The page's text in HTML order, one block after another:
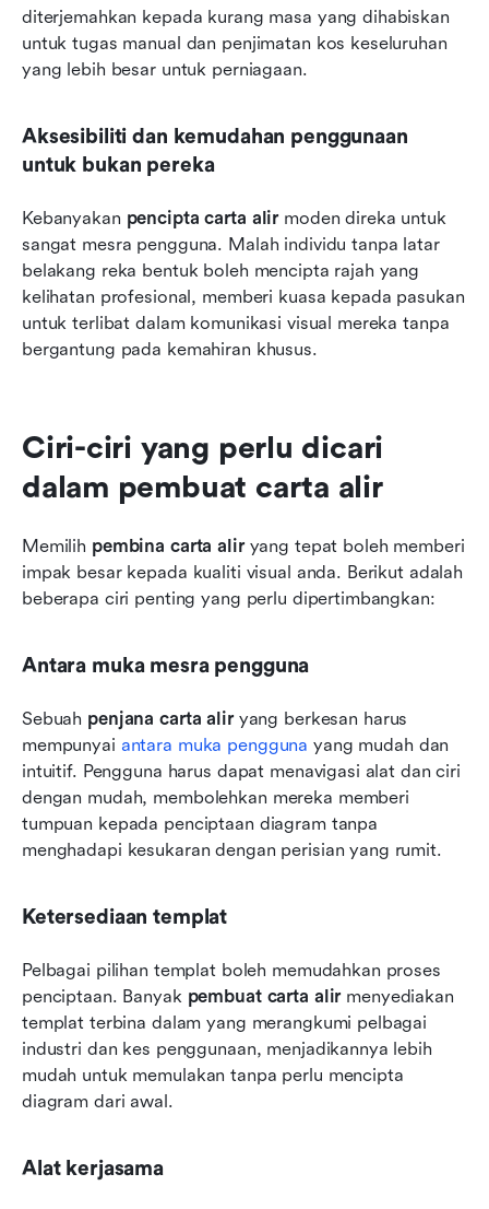
diterjemahkan kepada kurang masa yang dihabiskan
untuk tugas manual dan penjimatan kos keseluruhan
yang lebih besar untuk perniagaan.
Aksesibiliti dan kemudahan penggunaan
untuk bukan pereka
Kebanyakan pencipta carta alir moden direka untuk
sangat mesra pengguna. Malah individu tanpa latar
belakang reka bentuk boleh mencipta rajah yang
kelihatan profesional, memberi kuasa kepada pasukan
untuk terlibat dalam komunikasi visual mereka tanpa
bergantung pada kemahiran khusus.
Ciri-ciri yang perlu dicari
dalam pembuat carta alir
Memilih pembina carta alir yang tepat boleh memberi
impak besar kepada kualiti visual anda. Berikut adalah
beberapa ciri penting yang perlu dipertimbangkan:
Antara muka mesra pengguna
Sebuah penjana carta alir yang berkesan harus
mempunyai antara muka pengguna yang mudah dan
intuitif. Pengguna harus dapat menavigasi alat dan ciri
dengan mudah, membolehkan mereka memberi
tumpuan kepada penciptaan diagram tanpa
menghadapi kesukaran dengan perisian yang rumit.
Ketersediaan templat
Pelbagai pilihan templat boleh memudahkan proses
penciptaan. Banyak pembuat carta alir menyediakan
templat terbina dalam yang merangkumi pelbagai
industri dan kes penggunaan, menjadikannya lebih
mudah untuk memulakan tanpa perlu mencipta
diagram dari awal.
Alat kerjasama